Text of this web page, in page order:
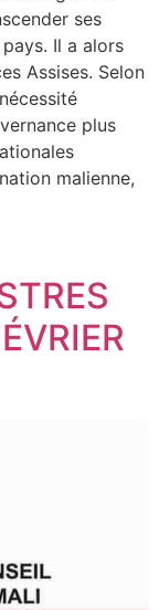
ses
Il a alors
Assises. Selon
plus
malienne,